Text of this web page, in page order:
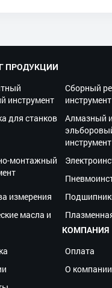
ПРОДУКЦИИ
инструмент
Сборный
инструмент
для станков
Алмазный и
инструмент
монтажный
измерения
масла и
КОМПАНИЯ
Оплата
О компании